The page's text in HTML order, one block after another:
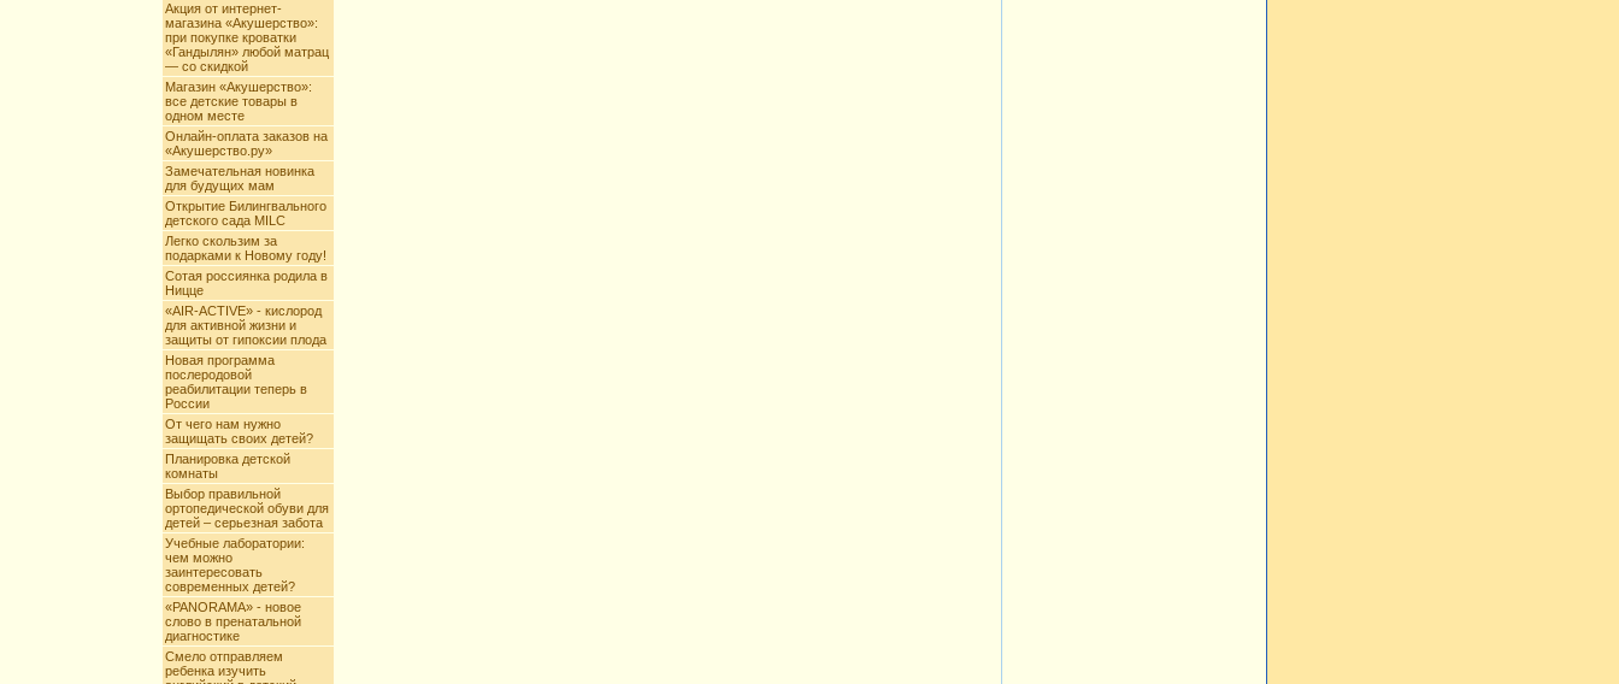
Акция от интернет-
магазина «Акушерство»:
при покупке кроватки
«Гандылян» любой матрац
— со скидкой
Магазин «Акушерство»:
все детские товары в
одном месте
Онлайн-оплата заказов на
«Акушерство.ру»
Замечательная новинка
для будущих мам
Открытие Билингвального
детского сада MILC
Легко скользим за
подарками к Новому году!
Сотая россиянка родила в
Ницце
«AIR-ACTIVE» - кислород
для активной жизни и
защиты от гипоксии плода
Новая программа
послеродовой
реабилитации теперь в
России
От чего нам нужно
защищать своих детей?
Планировка детской
комнаты
Выбор правильной
ортопедической обуви для
детей – серьезная забота
Учебные лаборатории:
чем можно
заинтересовать
современных детей?
«PANORAMA» - новое
слово в пренатальной
диагностике
Смело отправляем
ребенка изучить